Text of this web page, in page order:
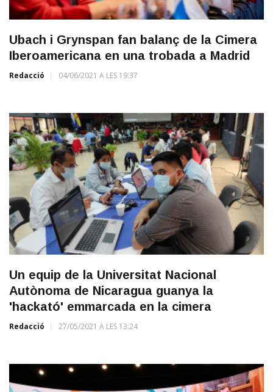
Ubach i Grynspan fan balanç de la Cimera
Iberoamericana en una trobada a Madrid
Redacció 04/06/2021 A LES 19:37
Un equip de la Universitat Nacional
Autònoma de Nicaragua guanya la
'hackató' emmarcada en la cimera
Redacció 27/05/2021 A LES 13:24